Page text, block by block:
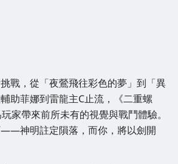
戰，從「夜鶯飛往彩色的夢」到「異
助菲娜到雷龍主C止流，《二重螺
家帶來前所未有的視覺與戰鬥體驗。
神明註定隕落，而你，將以劍開